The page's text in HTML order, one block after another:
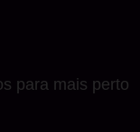
para mais perto